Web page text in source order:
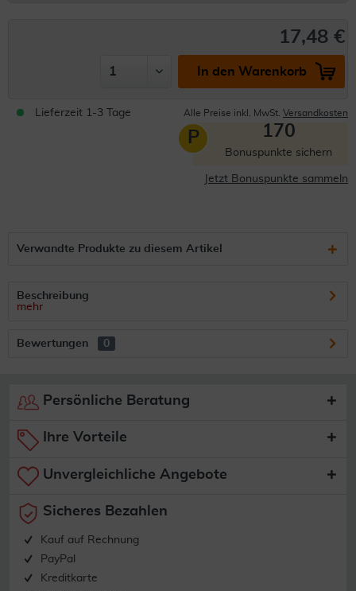
17,48 €
In den Warenkorb
Lieferzeit 1-3 Tage Alle Preise inkl. MwSt. Versandkosten
P 170
Bonuspunkte sichern
Jetzt Bonuspunkte sammeln
Verwandte Produkte zu diesem Artikel
Beschreibung
mehr
Bewertungen 0
Persönliche Beratung
Ihre Vorteile
Unvergleichliche Angebote
Sicheres Bezahlen
Kauf auf Rechnung
PayPal
Kreditkarte